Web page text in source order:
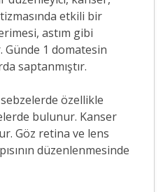
etkili bir
astım gibi
Günde 1 domatesin
saptanmıştır.
özellikle
bulunur. Kanser
Göz retina ve lens
düzenlenmesinde